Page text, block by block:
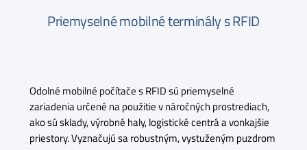
Priemyselné mobilné terminály s RFID
Odolné mobilné počítače s RFID sú priemyselné
zariadenia určené na použitie v náročných prostrediach,
ako sú sklady, výrobné haly, logistické centrá a vonkajšie
priestory. Vyznačujú sa robustným, vystuženým puzdrom